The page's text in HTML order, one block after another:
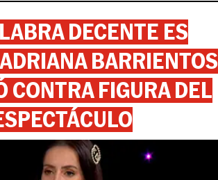
DECENTE ES
BARRIENTOS
CONTRA FIGURA DEL